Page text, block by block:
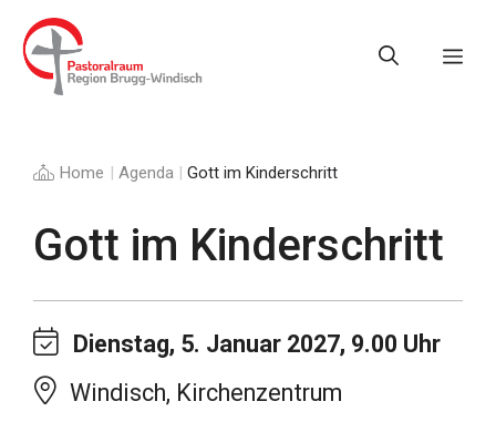
zum
Inhalt
Home | Agenda | Gott im Kinderschritt
Gott im Kinderschritt
Dienstag, 5. Januar 2027, 9.00 Uhr
Windisch, Kirchenzentrum